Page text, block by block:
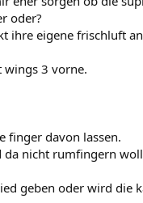
oder?
ihre eigene frischluft
3 vorne.
finger davon lassen.
da nicht rumfingern
geben oder wird die